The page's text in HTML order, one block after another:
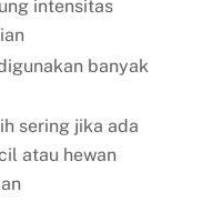
intensitas
banyak
sering jika ada
atau hewan